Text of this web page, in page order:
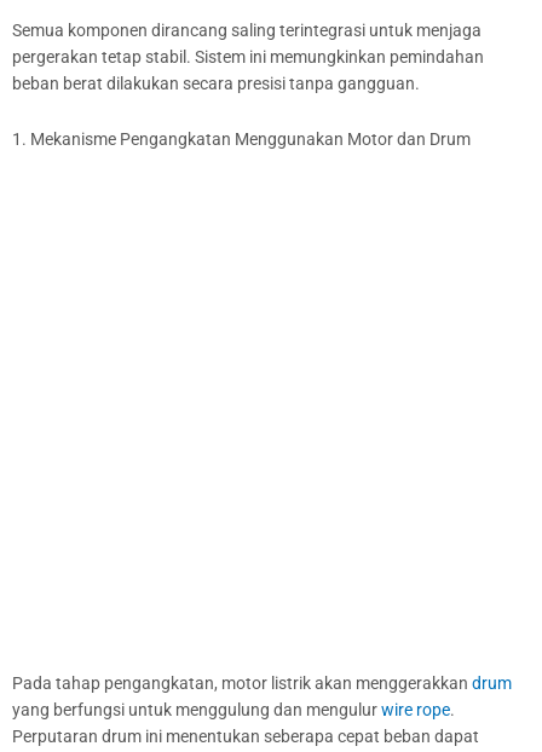
Semua komponen dirancang saling terintegrasi untuk menjaga
pergerakan tetap stabil. Sistem ini memungkinkan pemindahan
beban berat dilakukan secara presisi tanpa gangguan.
1. Mekanisme Pengangkatan Menggunakan Motor dan Drum
Pada tahap pengangkatan, motor listrik akan menggerakkan drum
yang berfungsi untuk menggulung dan mengulurwire rope.
Perputaran drum ini menentukan seberapa cepat beban dapat